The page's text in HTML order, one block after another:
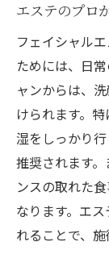
エステのプロ
フェイシャル
ためには、日
ャンからは、
けられます。
湿をしっかり
推奨されます
ンスの取れた
なります。エ
れることで、